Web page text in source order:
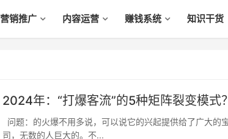
营销推广 内容运营 赚钱系统 知识干货
2024年：“打爆客流”的5种矩阵裂变模式？
司，无数的人巨大的。不...